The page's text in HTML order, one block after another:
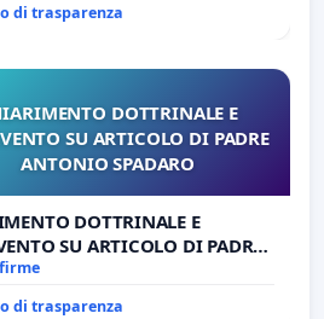
di trasparenza
DOTTRINALE E
SU ARTICOLO DI PADRE
ANTONIO SPADARO
DOTTRINALE E
SU ARTICOLO DI PADRE
SPADARO
firme
di trasparenza